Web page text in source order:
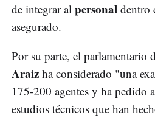
de integrar al personal dentro
asegurado.
Por su parte, el parlamentario
Araiz ha considerado "una
175-200 agentes y ha pedido
estudios técnicos que han